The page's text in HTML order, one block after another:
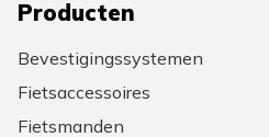
Producten
Bevestigingssystemen
Fietsaccessoires
Fietsmanden